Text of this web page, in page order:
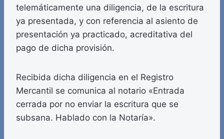
telemáticamente una diligencia, de la escritura
ya presentada, y con referencia al asiento de
presentación ya practicado, acreditativa del
pago de dicha provisión.
Recibida dicha diligencia en el Registro
Mercantil se comunica al notario «Entrada
cerrada por no enviar la escritura que se
subsana. Hablado con la Notaría».